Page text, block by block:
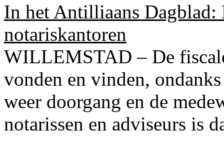
In het Antilliaans Dagblad:
notariskantoren
WILLEMSTAD – De
vonden en vinden,
weer doorgang en de
notarissen en adviseurs is